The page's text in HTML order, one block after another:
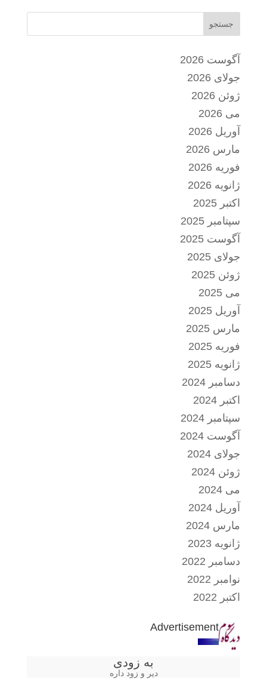
جستجو
آگوست 2026
جولای 2026
ژوئن 2026
می 2026
آوریل 2026
مارس 2026
فوریه 2026
ژانویه 2026
اکتبر 2025
سپتامبر 2025
آگوست 2025
جولای 2025
ژوئن 2025
می 2025
آوریل 2025
مارس 2025
فوریه 2025
ژانویه 2025
دسامبر 2024
اکتبر 2024
سپتامبر 2024
آگوست 2024
جولای 2024
ژوئن 2024
می 2024
آوریل 2024
مارس 2024
ژانویه 2023
دسامبر 2022
نوامبر 2022
اکتبر 2022
Advertisement
به زودی
دیر و زود داره